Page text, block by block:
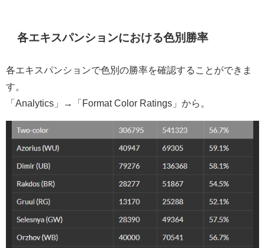
各エキスパンションにおける色別勝率
各エキスパンションで色別の勝率を確認することができま
す。
「Analytics」→「Format Color Ratings」から。